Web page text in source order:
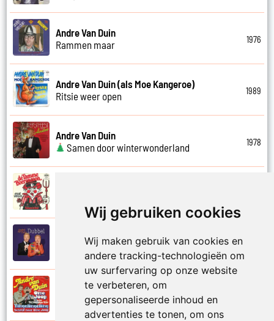
Wij gebruiken cookies
Wij maken gebruik van cookies en
andere tracking-technologieën om
uw surfervaring op onze website
te verbeteren, om
gepersonaliseerde inhoud en
advertenties te tonen, om ons
Andre Van Duin
Rammen maar
1976
Andre Van Duin (als Moe Kangeroe)
Ritsie weer open
1989
Andre Van Duin
Samen door winterwonderland
1978
Andre Van Duin
Schijt maar in me pannetje
Andre Van Duin
Schrijf naar ome Joop